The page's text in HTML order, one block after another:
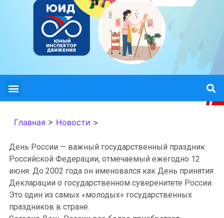
Главная > Новости >
День России — важный государственный праздник
Российской Федерации, отмечаемый ежегодно 12
июня. До 2002 года он именовался как День принятия
Декларации о государственном суверенитете России.
Это один из самых «молодых» государственных
праздников в стране.